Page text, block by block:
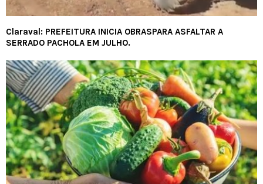
Claraval: PREFEITURA INICIA OBRASPARA ASFALTAR A
SERRADO PACHOLA EM JULHO.